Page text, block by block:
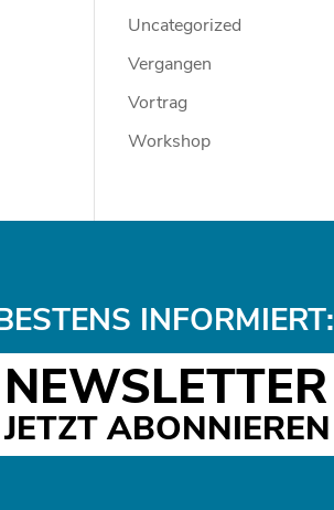
Uncategorized
Vergangen
Vortrag
Workshop
INFORMIERT:
NEWSLETTER
JETZT ABONNIEREN